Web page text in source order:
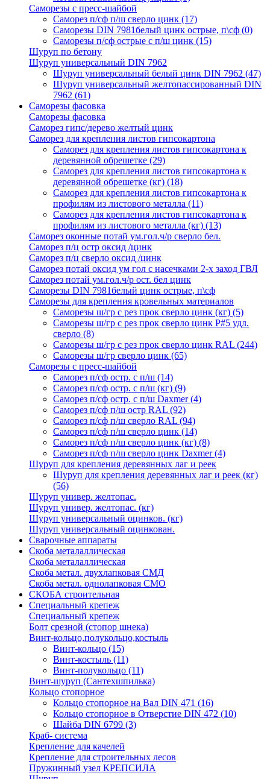
Саморезы с пресс-шайбой
Саморез п/сф п/ш сверло цинк (17)
Саморезы DIN 7981белый цинк острые, п\сф (0)
Саморезы п/сф острые с п/ш цинк (15)
Шуруп по бетону
Шуруп универсальный DIN 7962
Шуруп универсальный белый цинк DIN 7962 (47)
Шуруп универсальный желтопассированный DIN
7962 (61)
Саморезы фасовка
Саморезы фасовка
Саморез гипс/дерево желтый цинк
Саморез для крепления листов гипсокартона
Саморез для крепления листов гипсокартона к
деревянной обрешетке (29)
Саморез для крепления листов гипсокартона к
деревянной обрешетке (кг) (18)
Саморез для крепления листов гипсокартона к
профилям из листового металла (11)
Саморез для крепления листов гипсокартона к
профилям из листового металла (кг) (13)
Саморез оконные потай ум.гол.ч/р сверло бел.
Саморез п/ц остр оксид /цинк
Саморез п/ц сверло оксид /цинк
Саморез потай оксид ум гол с насечками 2-х заход ГВЛ
Саморез потай ум.гол.ч/р ост. бел цинк
Саморезы DIN 7981белый цинк острые, п\сф
Саморезы для крепления кровельных материалов
Саморезы ш/гр с рез прок сверло цинк (кг) (5)
Саморезы ш/гр с рез прок сверло цинк P#5 удл.
сверло (8)
Саморезы ш/гр с рез прок сверло цинк RAL (244)
Саморезы ш/гр сверло цинк (65)
Саморезы с пресс-шайбой
Саморез п/сф остр. с п/ш (14)
Саморез п/сф остр. с п/ш (кг) (9)
Саморез п/сф остр. с п/ш Daxmer(4)
Саморез п/сф п/ш остр RAL (92)
Саморез п/сф п/ш сверло RAL (94)
Саморез п/сф п/ш сверло цинк (14)
Саморез п/сф п/ш сверло цинк (кг) (8)
Саморез п/сф п/ш сверло цинк Daxmer(4)
Шуруп для крепления деревянных лаг и реек
Шуруп для крепления деревянных лаг и реек (кг)
(56)
Шуруп универ. желтопас.
Шуруп универ. желтопас. (кг)
Шуруп универсальный оцинков. (кг)
Шуруп универсальный оцинкован.
Сварочные аппараты
Скоба металаллическая
Скоба металаллическая
Скоба метал. двухлапковая СМД
Скоба метал. однолапковая СМО
СКОБА строительная
Специальный крепеж
Специальный крепеж
Болт срезной (стопор шнека)
Винт-кольцо,полукольцо,костыль
Винт-кольцо (15)
Винт-костыль (11)
Винт-полукольцо (11)
Винт-шуруп (Сантехшпилька)
Кольцо стопорное
Кольцо cтопорное на Вал DIN 471 (16)
Кольцо стопорное в Отверстие DIN 472 (10)
Шайба DIN 6799 (3)
Краб- система
Крепление для качелей
Крепление для строительных лесов
Пружинный узел КРЕПСИЛА